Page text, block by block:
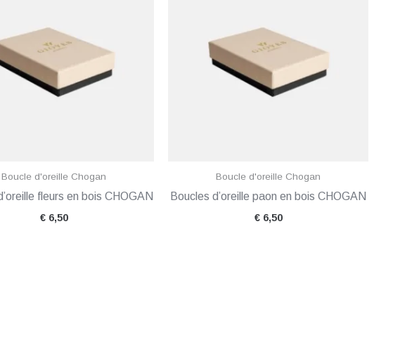
Boucle d'oreille Chogan
fleurs en bois CHOGAN
€6,50
Boucle d'oreille Chogan
Boucles d’oreille paon en bois CHOGAN
€6,50